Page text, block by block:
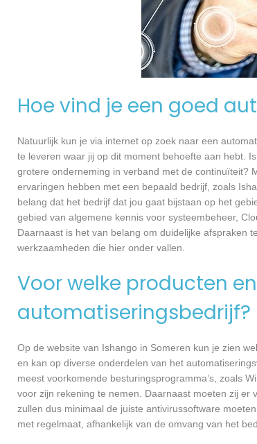
Hoe vind je een goed
Natuurlijk kun je via internet op zoek naar een
te leveren waar jij op dit moment behoefte aan hebt.
grotere onderneming in verband met de continuïteit?
ervaringen hebben met een bepaald bedrijf, zoals
belang dat het bedrijf dat jou gaat bijstaan op het
gebied van algemene kennis voor systeembeheer,
Daarnaast is het van belang om duidelijke afspraken
werkzaamheden die hier onder vallen.
Voor welke producten
automatiseringsbedrijf?
Op de website van Ishango in Someren kun je zien
en kan op diverse onderdelen van het
meest voorkomende besturingsprogramma’s, zoals
voor zijn rekening te nemen. Daarnaast moeten zij
zullen dus minimaal de juiste antivirussoftware
met regelmaat, afhankelijk van de omvang van het